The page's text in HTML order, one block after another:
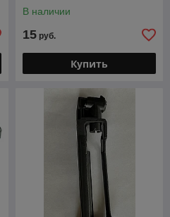
В наличии
15 руб.
Купить